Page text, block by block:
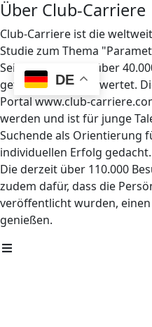
DE
Über Club-Carriere
Club-Carriere ist die
Studie zum Thema
Seit 1997 wurden über
geführt und ausgewertet.
Portal www.club-
werden und ist für junge
Suchende als Orientierung
individuellen Erfolg gedacht.
Die derzeit über 110.000
zudem dafür, dass die
veröffentlicht wurden, einen
genießen.